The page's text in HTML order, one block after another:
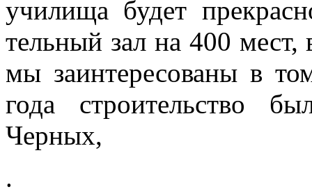
училища будет
тельный зал на 400
мы заинтересо­ваны в
года строительство
Черных,
.